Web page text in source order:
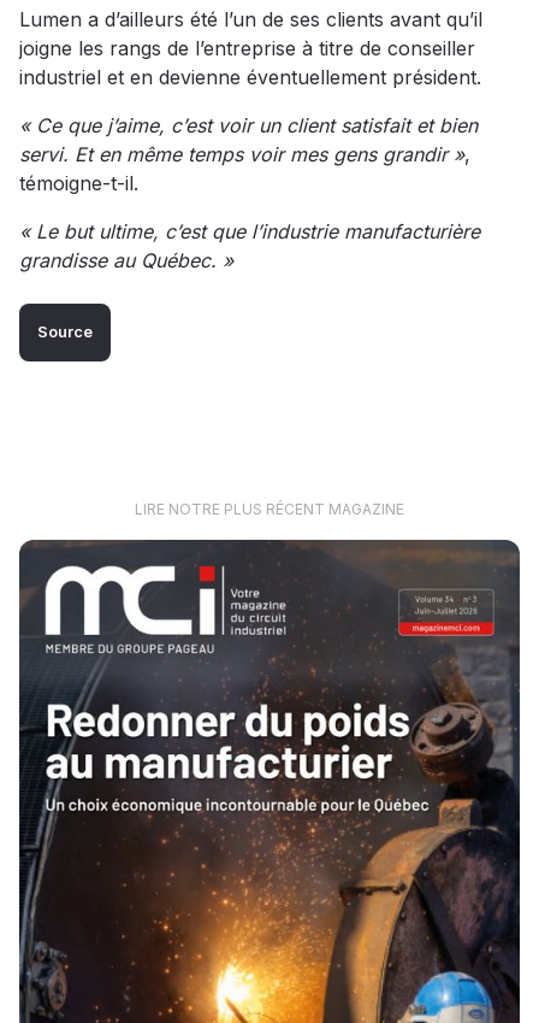
Lumen a d’ailleurs été l’un de ses clients avant qu’il
joigne les rangs de l’entreprise à titre de conseiller
industriel et en devienne éventuellement président.
« Ce que j’aime, c’est voir un client satisfait et bien
servi. Et en même temps voir mes gens grandir »,
témoigne-t-il.
« Le but ultime, c’est que l’industrie manufacturière
grandisse au Québec. »
Source
LIRE NOTRE PLUS RÉCENT MAGAZINE